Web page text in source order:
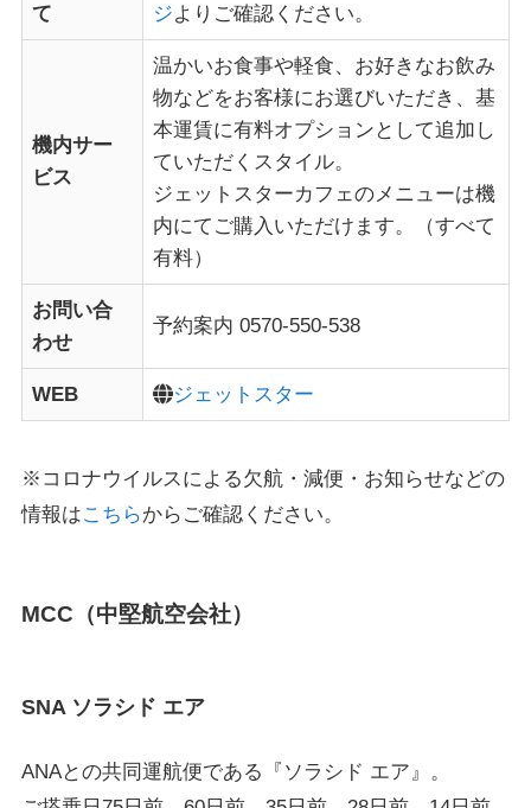
て
ジよりご確認ください。
機内サー
ビス
温かいお食事や軽食、お好きなお飲み
物などをお客様にお選びいただき、基
本運賃に有料オプションとして追加し
ていただくスタイル。
ジェットスターカフェのメニューは機
内にてご購入いただけます。（すべて
有料）
お問い合
わせ
予約案内 0570-550-538
WEB ジェットスター
※コロナウイルスによる欠航・減便・お知らせなどの
情報はこちらからご確認ください。
MCC（中堅航空会社）
SNA ソラシド エア
ANAとの共同運航便である『ソラシド エア』。